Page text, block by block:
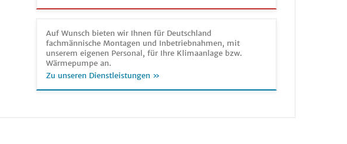
Auf Wunsch bieten wir Ihnen für Deutschland
fachmännische Montagen und Inbetriebnahmen, mit
unserem eigenen Personal, für Ihre Klimaanlage bzw.
Wärmepumpe an.
Zu unseren Dienstleistungen »